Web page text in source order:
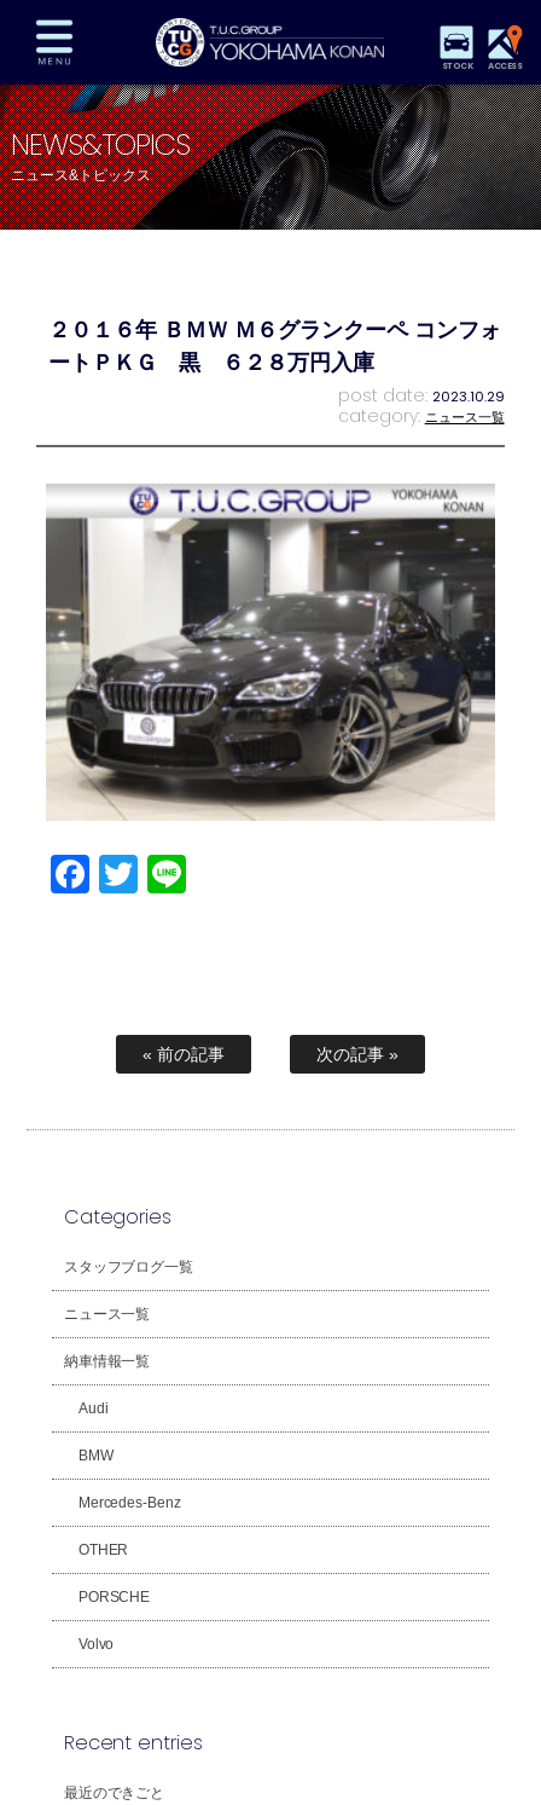
STOCK ACCESS
在庫車両情報 保証&サービス パーツリスト
TUCとは？ 店舗情報 アクセスマップ
全国納車 特別作業 注文販売
プライバシーポリシー スタッフblog
NEWS&TOPICS
ニュース&トピックス
２０１６年 ＢＭＷ Ｍ６グランクーペ コンフォ
ートＰＫＧ 黒 ６２８万円入庫
post date: 2023.10.29
category: ニュース一覧
Facebook
Twitter
« 前の記事 次の記事 »
Categories
スタッフブログ一覧
ニュース一覧
納車情報一覧
Audi
BMW
Mercedes-Benz
OTHER
PORSCHE
Volvo
Recent entries
最近のできごと